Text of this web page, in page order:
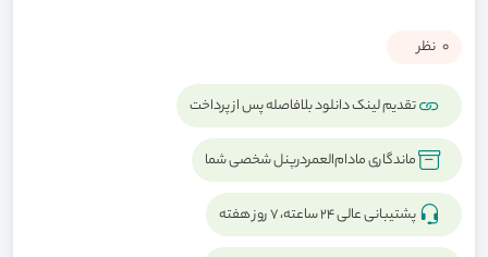
0 نظر
تقدیم لینک دانلود بلافاصله پس از پرداخت
ماندگاری مادام‌العمردرپنل شخصی شما
پشتیبانی عالی ۲۴ ساعته، ۷ روز هفته